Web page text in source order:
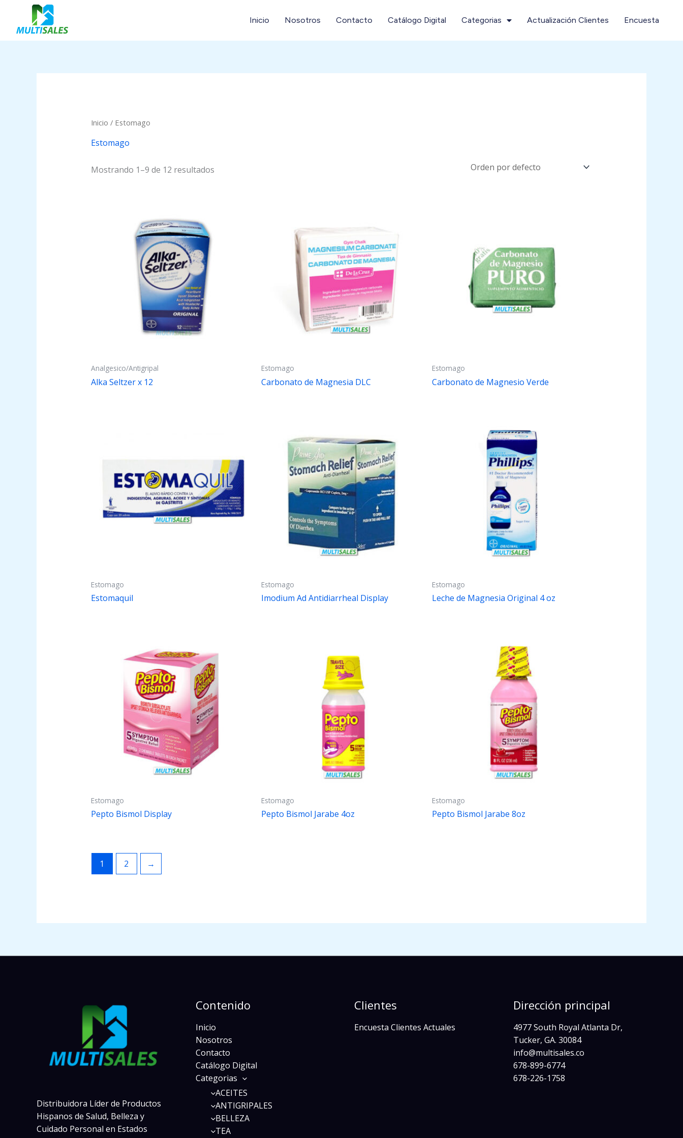
contenido
Inicio Nosotros Contacto Catálogo Digital Categorias Actualización Clientes Encuesta
Inicio / Estomago
Estomago
Mostrando 1–9 de 12 resultados
Analgesico/Antigripal
Alka Seltzer x 12
Estomago
Carbonato de Magnesia DLC
Estomago
Carbonato de Magnesio Verde
Estomago
Estomaquil
Estomago
Imodium Ad Antidiarrheal Display
Estomago
Leche de Magnesia Original 4 oz
Estomago
Pepto Bismol Display
Estomago
Pepto Bismol Jarabe 4oz
Estomago
Pepto Bismol Jarabe 8oz
1 2 →
Distribuidora Líder de Productos
Hispanos de Salud, Belleza y
Cuidado Personal en Estados
Contenido
Inicio
Nosotros
Contacto
Catálogo Digital
Categorias
ACEITES
ANTIGRIPALES
BELLEZA
TEA
Clientes
Encuesta Clientes Actuales
Dirección principal
4977 South Royal Atlanta Dr,
Tucker, GA. 30084
info@multisales.co​
678-899-6774
678-226-1758